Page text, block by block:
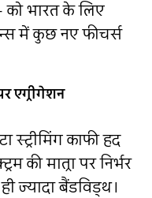
भारत के लिए
में कुछ नए फीचर्स
एग्रीगेशन
काफी हद
की मात्रा पर निर्भर
ज्यादा बैंडविड्थ।